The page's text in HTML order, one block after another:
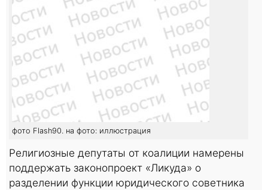
фото Flash90. на фото: иллюстрация
Религиозные депутаты от коалиции намерены
поддержать законопроект «Ликуда» о
разделении функции юридического советника